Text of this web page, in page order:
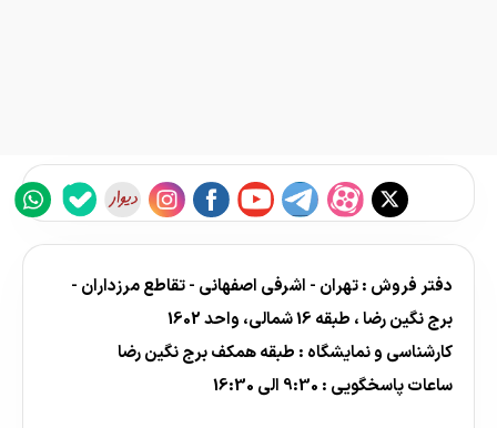
دفتر فروش : تهران - اشرفی اصفهانی - تقاطع مرزداران -
برج نگین رضا ، طبقه 16 شمالی، واحد 1602
کارشناسی و نمایشگاه : طبقه همکف برج نگین رضا
ساعات پاسخگویی : 9:30 الی 16:30